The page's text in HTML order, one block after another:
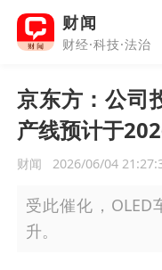
财闻
财经·科技·法治
京东方：公司
产线预计于
财闻 2026/06/04
受此催化，
升。